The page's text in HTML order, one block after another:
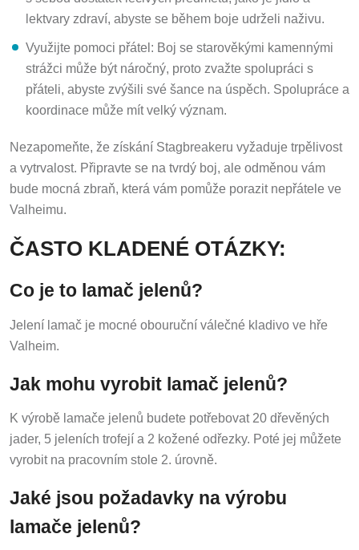
lektvary zdraví, abyste se během boje udrželi naživu.
Využijte pomoci přátel: Boj se starověkými kamennými
strážci může být náročný, proto zvažte spolupráci s
přáteli, abyste zvýšili své šance na úspěch. Spolupráce a
koordinace může mít velký význam.
Nezapomeňte, že získání Stagbreakeru vyžaduje trpělivost
a vytrvalost. Připravte se na tvrdý boj, ale odměnou vám
bude mocná zbraň, která vám pomůže porazit nepřátele ve
Valheimu.
ČASTO KLADENÉ OTÁZKY:
Co je to lamač jelenů?
Jelení lamač je mocné obouruční válečné kladivo ve hře
Valheim.
Jak mohu vyrobit lamač jelenů?
K výrobě lamače jelenů budete potřebovat 20 dřevěných
jader, 5 jeleních trofejí a 2 kožené odřezky. Poté jej můžete
vyrobit na pracovním stole 2. úrovně.
Jaké jsou požadavky na výrobu
lamače jelenů?